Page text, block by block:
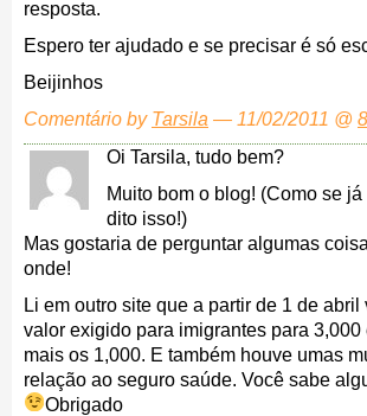
resposta.
Espero ter ajudado e se precisar é só
Beijinhos
Comentário by Tarsila — 11/02/2011 @
Oi Tarsila, tudo bem?
Muito bom o blog! (Como se
dito isso!)
Mas gostaria de perguntar algumas
onde!
Li em outro site que a partir de 1 de abril
valor exigido para imigrantes para 3,000
mais os 1,000. E também houve umas
relação ao seguro saúde. Você sabe
Obrigado